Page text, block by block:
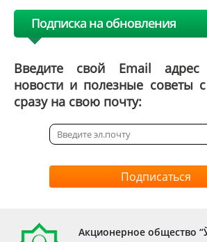
Подписка на обновления
Введите свой Email
новости и полезные советы
сразу на свою почту:
Подписаться
Акционерное общество